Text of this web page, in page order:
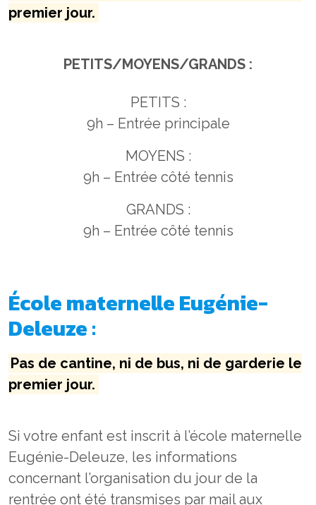
premier jour.
PETITS/MOYENS/GRANDS :
PETITS :
9h – Entrée principale
MOYENS :
9h – Entrée côté tennis
GRANDS :
9h – Entrée côté tennis
École maternelle Eugénie-
Deleuze :
Pas de cantine, ni de bus, ni de garderie le
premier jour.
Si votre enfant est inscrit à l’école maternelle
Eugénie-Deleuze, les informations
concernant l’organisation du jour de la
rentrée ont été transmises par mail aux